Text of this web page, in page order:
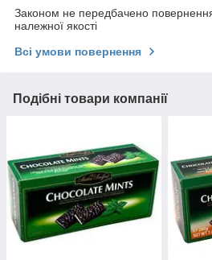
Законом не передбачено
належної якості
Всі умови повернення
Подібні товари компанії